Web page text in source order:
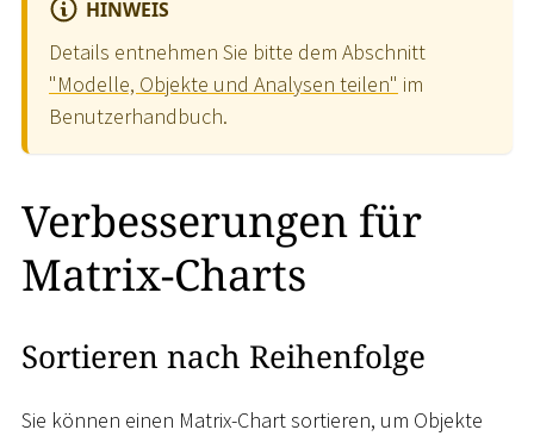
HINWEIS
Details entnehmen Sie bitte dem Abschnitt
"Modelle, Objekte und Analysen teilen" im
Benutzerhandbuch.
Verbesserungen für
Matrix-Charts
Sortieren nach Reihenfolge
Sie können einen Matrix-Chart sortieren, um Objekte